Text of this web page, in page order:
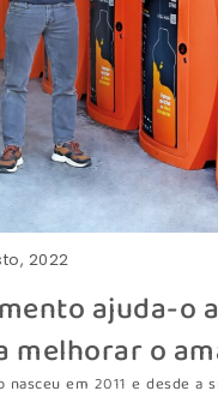
2022
ajuda-o
melhorar o
nasceu em 2011 e desde a